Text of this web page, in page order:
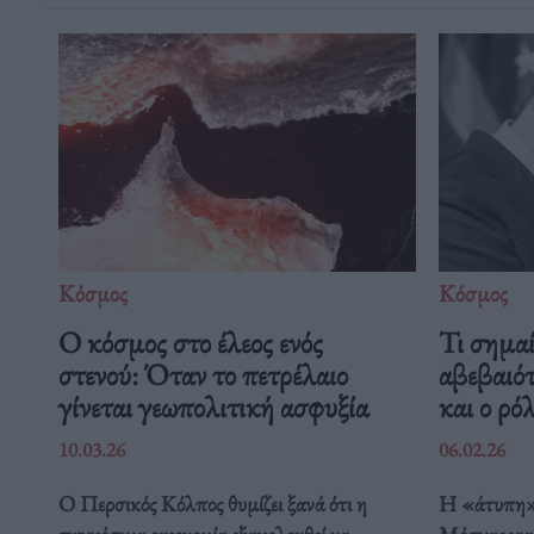
Κόσμος
Ο κόσμος στο έλεος ενός
στενού: Όταν το πετρέλαιο
γίνεται γεωπολιτική ασφυξία
10.03.26
Ο Περσικός Κόλπος θυμίζει ξανά ότι η
Κόσμος
Τι
και ο
06.02.26
Η